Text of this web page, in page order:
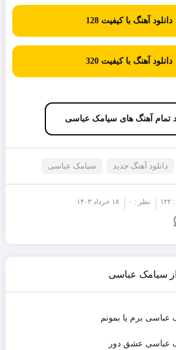
دانلود آهنگ با کیفیت 128
دانلود آهنگ با کیفیت 320
تمام آهنگ های سیامک عباسی
دانلود آهنگ جدید سیامک عباسی
نظر : ۰ ۱۸ خرداد ۱۴۰۳
سیامک عباسی
عباسی برم یا بمونم
عباسی عشق دور